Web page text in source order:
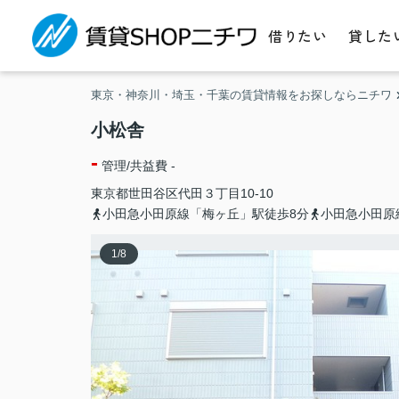
借りたい 貸した
東京・神奈川・埼玉・千葉の賃貸情報をお探しならニチワ
小松舎
- 管理/共益費 -
東京都世田谷区代田 ３丁目10-10
小田急小田原線「梅ヶ丘」駅徒歩8分
小田急小田
1/8